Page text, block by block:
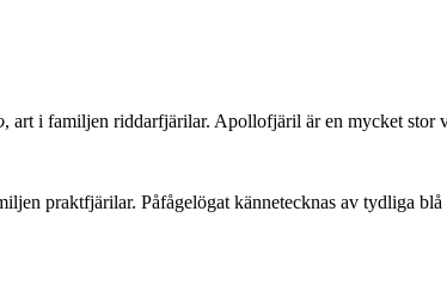
, art i familjen riddarfjärilar. Apollofjäril är en mycket stor
praktfjärilar. Påfågelögat kännetecknas av tydliga